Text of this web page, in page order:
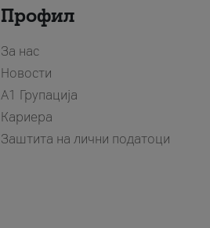
Профил
За нас
Новости
А1 Групација
Кариера
Заштита на лични податоци